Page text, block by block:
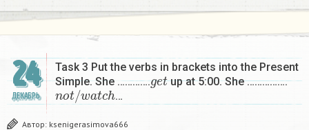
24
ДЕКАБРЬ
Task 3 Put the verbs in brackets into the Present
Simple. She ………….
g et
up at 5:00. She …………….
not/watch
…
Автор: ksenigerasimova666